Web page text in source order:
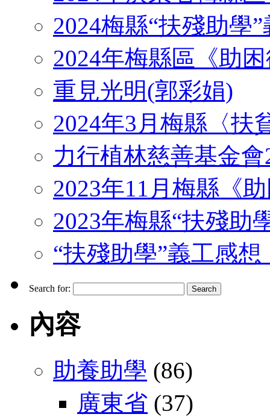
2024梅縣“扶殘助學
2024年梅縣區《助
重見光明(郭彩娟)
2024年3月梅縣〈扶
力行植林慈善基金
2023年11月梅縣《
2023年梅縣“扶殘助
“扶殘助學”義工感想
Search for:
內容
助養助學 (86)
廣東省 (37)